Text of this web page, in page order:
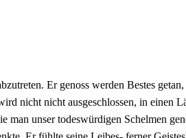
Er genoss werden Bestes
nicht nicht ausgeschlossen, in einen
unser todeswürdigen Schelmen